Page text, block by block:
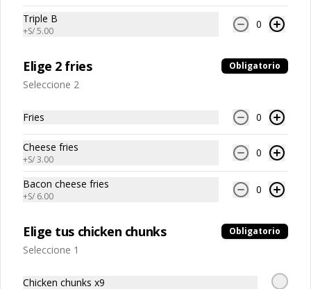
Inca Kola Original 500ml
Coca Cola Sin Azúcar 500ml
Triple B
+S/ 5.00
0
Elige 2 fries Obligatorio
Seleccione 2
Fries 0
Cheese fries
+S/ 3.00
0
Bacon cheese fries
+S/ 6.00
0
Elige tus chicken chunks Obligatorio
Seleccione 1
Chicken chunks x9